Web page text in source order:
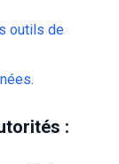
outils de
: